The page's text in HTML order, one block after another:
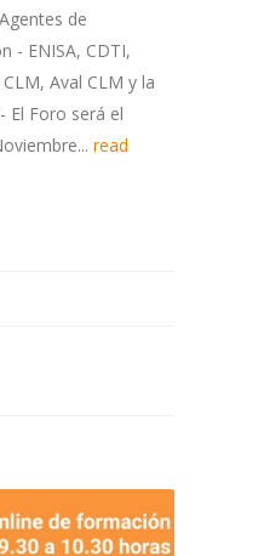
de
- ENISA, CDTI,
Aval CLM y la
El Foro será el
read